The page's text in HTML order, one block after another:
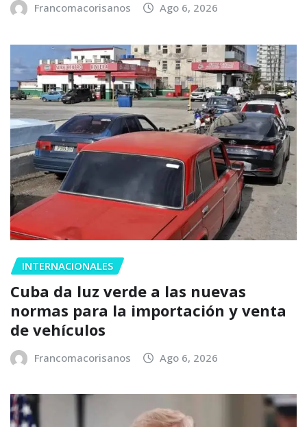
Francomacorisanos Ago 6, 2026
INTERNACIONALES
Cuba da luz verde a las nuevas
normas para la importación y venta
de vehículos
Francomacorisanos Ago 6, 2026